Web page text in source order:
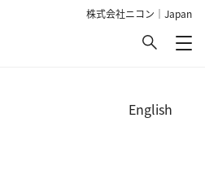
株式会社ニコン｜Japan
検索
メ
English